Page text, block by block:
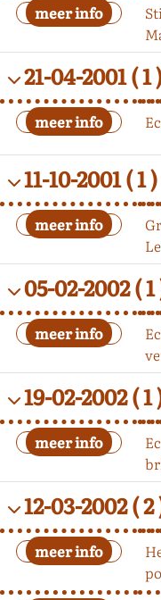
21-04-2001( 1
11-10-2001( 1 )
05-02-2002(
19-02-2002( 1
12-03-2002( 2